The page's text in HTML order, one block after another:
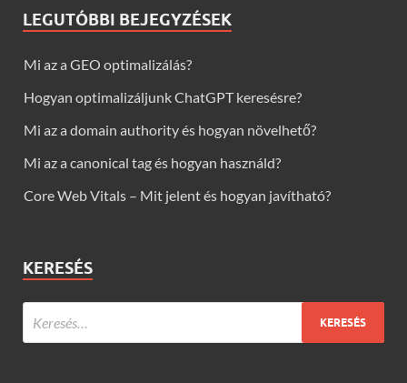
LEGUTÓBBI BEJEGYZÉSEK
Mi az a GEO optimalizálás?
Hogyan optimalizáljunk ChatGPT keresésre?
Mi az a domain authority és hogyan növelhető?
Mi az a canonical tag és hogyan használd?
Core Web Vitals – Mit jelent és hogyan javítható?
KERESÉS